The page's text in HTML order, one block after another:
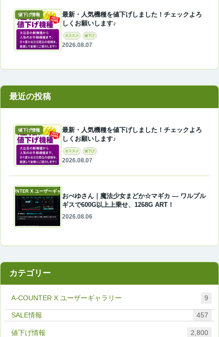
値下げ情報
最新・人気機種を値下げしました！チェックよろ
しくお願いします♪
オススメ 値下げ
2026.08.07
最近の投稿
値下げ情報
最新・人気機種を値下げしました！チェックよろ
しくお願いします♪
オススメ 値下げ
2026.08.07
A-COUNTER X ユーザーギャラリー
おぺゆさん｜魔法少女まどか☆マギカ ― ワルプル
ギスで600G以上上乗せ、1268G ART！
2026.08.06
カテゴリー
A-COUNTER X ユーザーギャラリー 9
457
値下げ情報 2,800